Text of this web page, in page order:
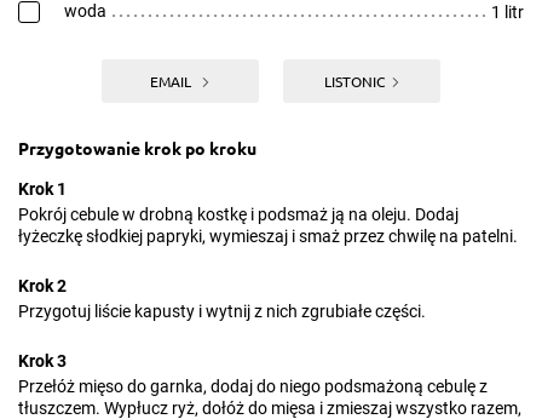
woda 1 litr
EMAIL LISTONIC
Przygotowanie krok po kroku
Krok 1
Pokrój cebule w drobną kostkę i podsmaż ją na oleju. Dodaj
łyżeczkę słodkiej papryki, wymieszaj i smaż przez chwilę na patelni.
Krok 2
Przygotuj liście kapusty i wytnij z nich zgrubiałe części.
Krok 3
Przełóż mięso do garnka, dodaj do niego podsmażoną cebulę z
tłuszczem. Wypłucz ryż, dołóż do mięsa i zmieszaj wszystko razem,